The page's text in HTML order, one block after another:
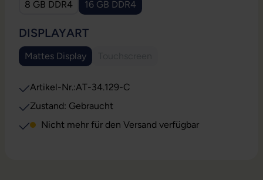
8 GB DDR4 16 GB DDR4
(Diese Option ist zurzeit nicht verfügbar.)
DISPLAYARTAUSWÄHLEN
Mattes Display
(Diese Option ist zurzeit nicht verfügbar.)
Artikel-Nr.:AT-34.129-C
Zustand: Gebraucht
Nicht mehr für den Versand verfügbar